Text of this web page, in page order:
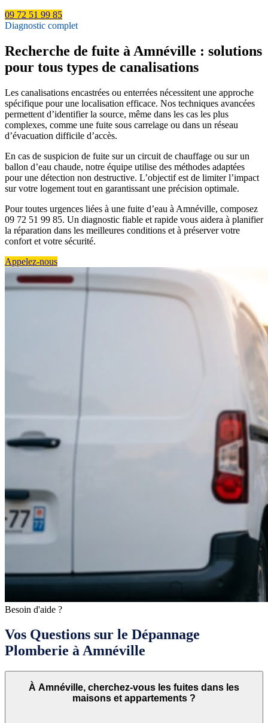
09 72 51 99 85
Diagnostic complet
Recherche de fuite à Amnéville : solutions
pour tous types de canalisations
Les canalisations encastrées ou enterrées nécessitent une approche
spécifique pour une localisation efficace. Nos techniques avancées
permettent d’identifier la source, même dans les cas les plus
complexes, comme une fuite sous carrelage ou dans un réseau
d’évacuation difficile d’accès.
En cas de suspicion de fuite sur un circuit de chauffage ou sur un
ballon d’eau chaude, notre équipe utilise des méthodes adaptées
pour une détection non destructive. L’objectif est de limiter l’impact
sur votre logement tout en garantissant une précision optimale.
Pour toutes urgences liées à une fuite d’eau à Amnéville, composez
09 72 51 99 85. Un diagnostic fiable et rapide vous aidera à planifier
la réparation dans les meilleures conditions et à préserver votre
confort et votre sécurité.
Appelez-nous
Besoin d'aide ?
Vos Questions sur le Dépannage
Plomberie à Amnéville
À Amnéville, cherchez-vous les fuites dans les
maisons et appartements ?